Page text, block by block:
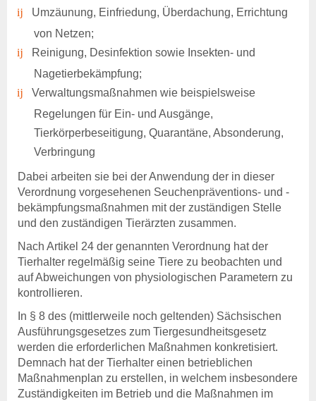
Entschädigung - Tierarten
Entschädigung - Verfahren
Entschädigung - Antrag
Beihilfen
Beihilfen & Leistungen
Hinweise
Kostenübernahme
Blutproben
Tierkörperbeseitigung
Tiergesundheitsdienst
Rindergesundheitsdienst
Schweinegesundheitsdienst
Schaf- &
Ziegengesundheitsdienst
Pferdegesundheitsdienst
Fischgesundheitsdienst
Online-Service
Umzäunung, Einfriedung, Überdachung, Errichtung
von Netzen;
Reinigung, Desinfektion sowie Insekten- und
Nagetierbekämpfung;
Verwaltungsmaßnahmen wie beispielsweise
Regelungen für Ein- und Ausgänge,
Tierkörperbeseitigung, Quarantäne, Absonderung,
Verbringung
Dabei arbeiten sie bei der Anwendung der in dieser
Verordnung vorgesehenen Seuchenpräventions- und -
bekämpfungsmaßnahmen mit der zuständigen Stelle
und den zuständigen Tierärzten zusammen.
Nach Artikel 24 der genannten Verordnung hat der
Tierhalter regelmäßig seine Tiere zu beobachten und
auf Abweichungen von physiologischen Parametern zu
kontrollieren.
In § 8 des (mittlerweile noch geltenden) Sächsischen
Ausführungsgesetzes zum Tiergesundheitsgesetz
werden die erforderlichen Maßnahmen konkretisiert.
Demnach hat der Tierhalter einen betrieblichen
Maßnahmenplan zu erstellen, in welchem insbesondere
Zuständigkeiten im Betrieb und die Maßnahmen im